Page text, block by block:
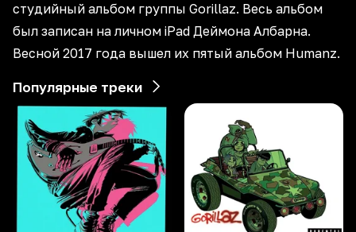
студийный альбом группы Gorillaz. Весь альбом
был записан на личном iPad Деймона Албарна.
Весной 2017 года вышел их пятый альбом Humanz.
Популярные треки